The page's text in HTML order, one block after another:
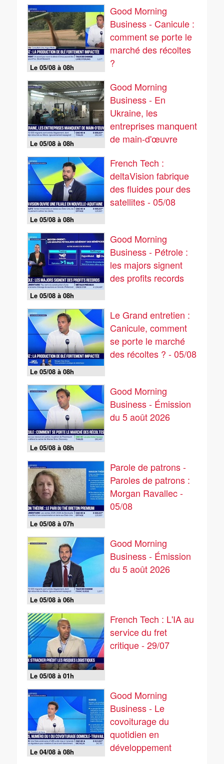
Le 05/08 à 08h
Good Morning
Business - Canicule :
comment se porte le
marché des récoltes
?
Le 05/08 à 08h
Good Morning
Business - En
Ukraine, les
entreprises manquent
de main-d'œuvre
Le 05/08 à 08h
French Tech :
deltaVision fabrique
des fluides pour des
satellites - 05/08
Le 05/08 à 08h
Good Morning
Business - Pétrole :
les majors signent
des profits records
Le 05/08 à 08h
Le Grand entretien :
Canicule, comment
se porte le marché
des récoltes ? - 05/08
Le 05/08 à 08h
Good Morning
Business - Émission
du 5 août 2026
Le 05/08 à 07h
Parole de patrons -
Paroles de patrons :
Morgan Ravallec -
05/08
Le 05/08 à 06h
Good Morning
Business - Émission
du 5 août 2026
Le 05/08 à 01h
French Tech : L'IA au
service du fret
critique - 29/07
Le 04/08 à 08h
Good Morning
Business - Le
covoiturage du
quotidien en
développement